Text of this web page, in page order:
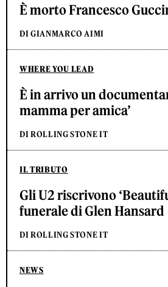
È morto Francesco
DI GIANMARCO AIMI
WHERE YOU LEAD
È in arrivo un
mamma per amica’
DI ROLLING STONE IT
IL TRIBUTO
Gli U2 riscrivono
funerale di Glen Hansard
DI ROLLING STONE IT
NEWS